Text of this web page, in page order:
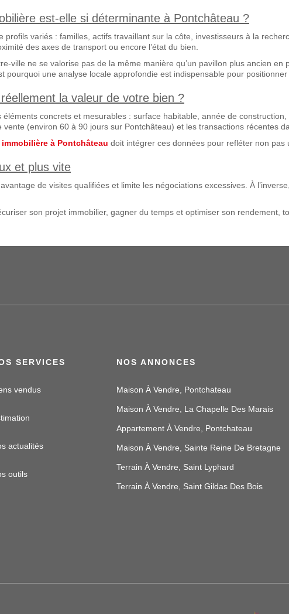
est-elle si déterminante à Pontchâteau ?
profils variés : familles, actifs travaillant sur la côte, investisseurs à la
des axes de transport ou encore l’état du bien.
ville ne se valorise pas de la même manière qu’un pavillon plus ancien
pourquoi une analyse locale approfondie est indispensable pour
la valeur de votre bien ?
concrets et mesurables : surface habitable, année de
(environ 60 à 90 jours sur Pontchâteau) et les transactions récentes
à Pontchâteau doit intégrer ces données pour refléter non
et plus vite
de visites qualifiées et limite les négociations excessives. À
son projet immobilier, gagner du temps et optimiser son rendement,
SERVICES
vendus
actualités
outils
NOS ANNONCES
Maison À Vendre, Pontchateau
Maison À Vendre, La Chapelle Des Marais
Appartement À Vendre, Pontchateau
Maison À Vendre, Sainte Reine De Bretagne
Terrain À Vendre, Saint Lyphard
Terrain À Vendre, Saint Gildas Des Bois